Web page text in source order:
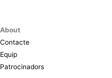
About
Contacte
Equip
Patrocinadors